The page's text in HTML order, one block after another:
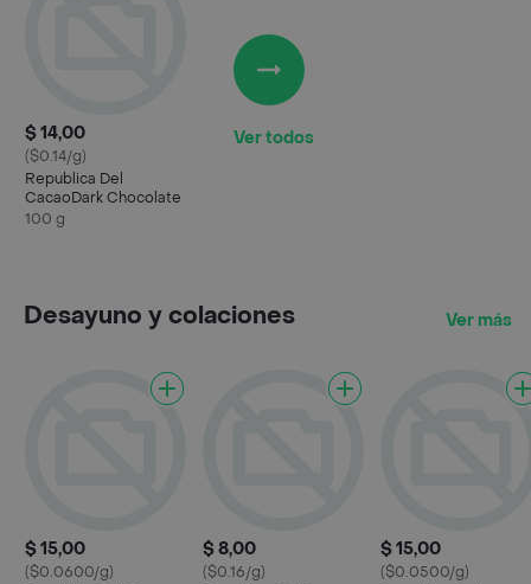
$ 14,00
($0.14/g)
Republica Del
CacaoDark Chocolate
100 g
Ver todos
Desayuno y colaciones Ver más
$ 15,00
($0.0600/g)
$ 8,00
($0.16/g)
$ 15,00
($0.0500/g)